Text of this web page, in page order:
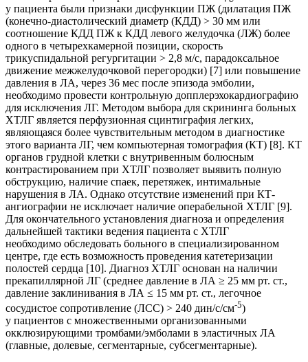
у пациента были признаки дисфункции ПЖ (дилатация ПЖ
(конечно-диастолический диаметр (КДД) > 30 мм или
соотношение КДД ПЖ к КДД левого желудочка (ЛЖ) более
одного в четырехкамерной позиции, скорость
трикуспидальной регургитации > 2,8 м/с, парадоксальное
движение межжелудочковой перегородки) [7] или повышение
давления в ЛА, через 36 мес после эпизода эмболии,
необходимо провести контрольную допплерэхокардиографию
для исключения ЛГ. Методом выбора для скрининга больных
ХТЛГ является перфузионная сцинтиграфия легких,
являющаяся более чувствительным методом в диагностике
этого варианта ЛГ, чем компьютерная томография (КТ) [8]. КТ
органов грудной клетки с внутривенным болюсным
контрастированием при ХТЛГ позволяет выявить полную
обструкцию, наличие спаек, перетяжек, интимальные
нарушения в ЛА. Однако отсутствие изменений при КТ-
ангиографии не исключает наличие операбельной ХТЛГ [9].
Для окончательного установления диагноза и определения
дальнейшей тактики ведения пациента с ХТЛГ
необходимо обследовать больного в специализированном
центре, где есть возможность проведения катетеризации
полостей сердца [10]. Диагноз ХТЛГ основан на наличии
прекапиллярной ЛГ (среднее давление в ЛА ≥ 25 мм рт. ст.,
давление заклинивания в ЛА ≤ 15 мм рт. ст., легочное
сосудистое сопротивление (ЛСС) > 240 дин/с/см-5)
у пациентов с множественными организованными
окклюзирующими тромбами/эмболами в эластичных ЛА
(главные, долевые, сегментарные, субсегментарные).